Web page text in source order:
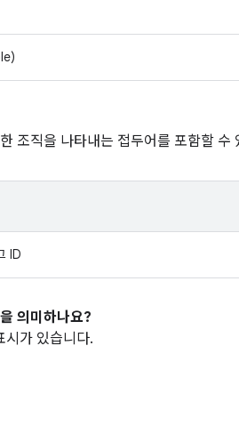
조직을 나타내는 접두어를 포함할 수
ID
의미하나요?
가 있습니다.